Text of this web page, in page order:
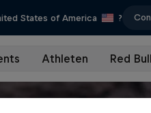
States of America ?
Athleten Red